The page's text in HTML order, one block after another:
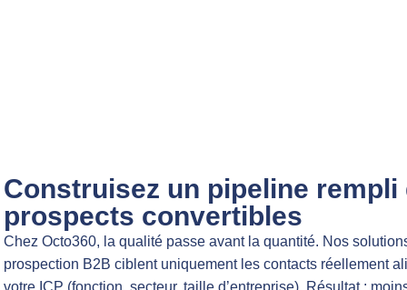
Construisez un pipeline rempli
prospects convertibles
Chez Octo360, la qualité passe avant la quantité. Nos
prospection B2B ciblent uniquement les contacts réellement